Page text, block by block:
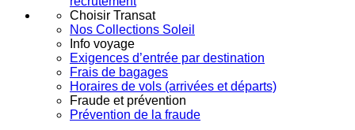
Choisir Transat
Nos Collections Soleil
Info voyage
Exigences d’entrée par destination
Frais de bagages
Horaires de vols (arrivées et départs)
Fraude et prévention
Prévention de la fraude